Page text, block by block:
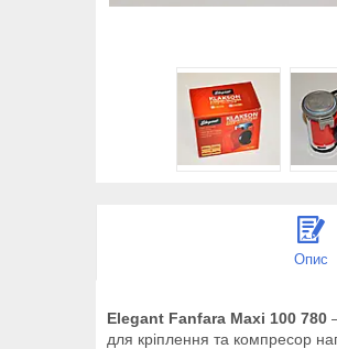
Опис
Elegant Fanfara Maxi 100 780
для кріплення та компресор